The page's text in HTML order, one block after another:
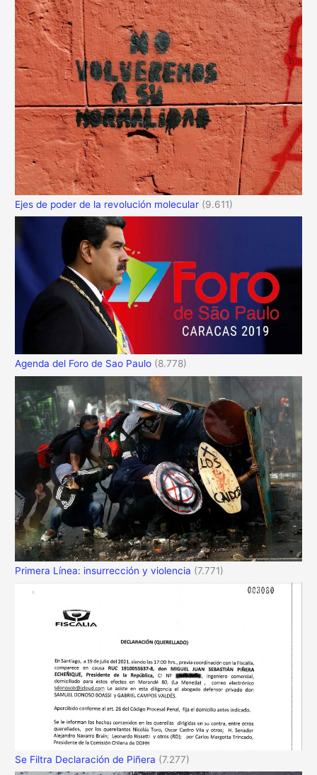
Ejes de poder de la revolución molecular (9.611)
Agenda del Foro de Sao Paulo (8.778)
Primera Línea: insurrección y violencia (7.771)
Se Filtra Declaración de Piñera (7.277)